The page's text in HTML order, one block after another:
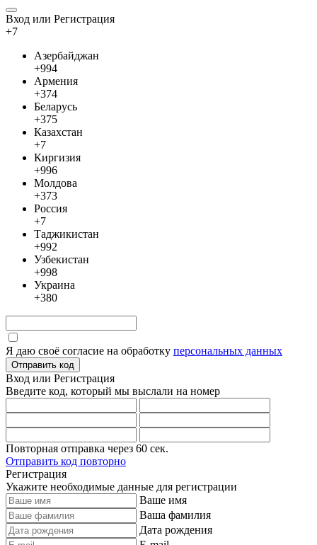
Вход или Регистрация
+7
Азербайджан
+994
Армения
+374
Беларусь
+375
Казахстан
+7
Киргизия
+996
Молдова
+373
Россия
+7
Таджикистан
+992
Узбекистан
+998
Украина
+380
Я даю своё согласие на обработку персональных данных
Отправить код
Вход или Регистрация
Введите код, который мы выслали на номер
Повторная отправка через 60 сек.
Отправить код повторно
Регистрация
Укажите необходимые данные для регистрации
Ваше имя
Ваша фамилия
Дата рождения